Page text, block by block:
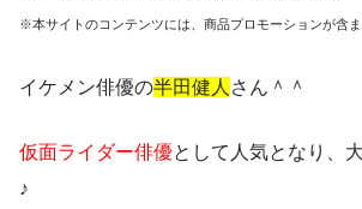
※本サイトのコンテンツには、商品プロモーションが含ま
イケメン俳優の半田健人 さん＾＾
仮面ライダー俳優として人気となり、
♪